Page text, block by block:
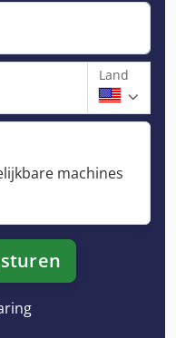
Land
machines